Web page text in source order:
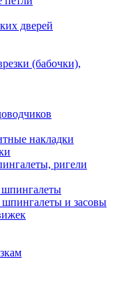
дверей
(бабочки),
накладки
ригели
и засовы